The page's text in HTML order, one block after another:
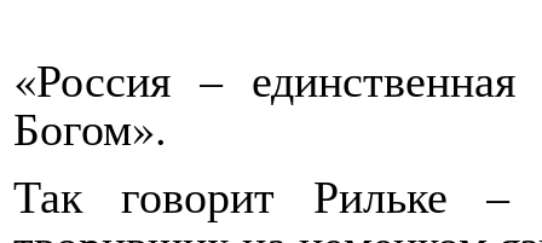
«Россия –
Богом».
Так говорит Рильке